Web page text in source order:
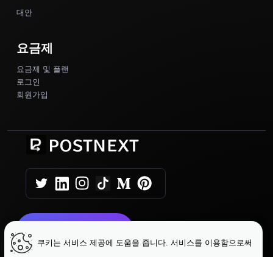
대안
요금제
요금제 및 플랜
로그인
회원가입
쿠키는 서비스 제공에 도움을 줍니다. 서비스를 이용함으로써